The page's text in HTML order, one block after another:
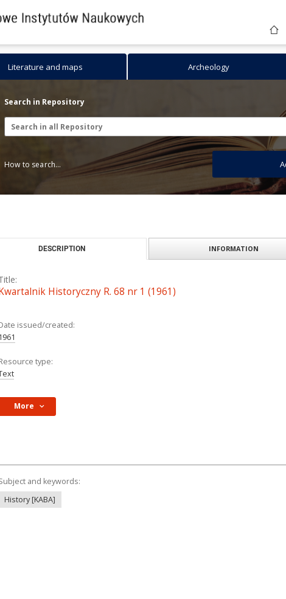
Literature and maps Archeology
Search in Repository
How to search...
DESCRIPTION INFORMATION
Historyczny R. 68 nr 1 (1961)
issued/created:
type:
More
and keywords:
History [KABA]